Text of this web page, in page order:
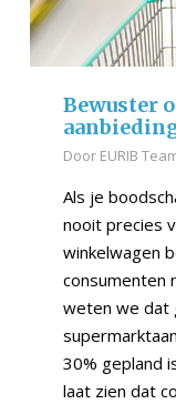
Bewuster
Door EURIB
Als je
nooit precies
winkelwagen
consumenten
weten we dat
30% gepland
laat zien dat